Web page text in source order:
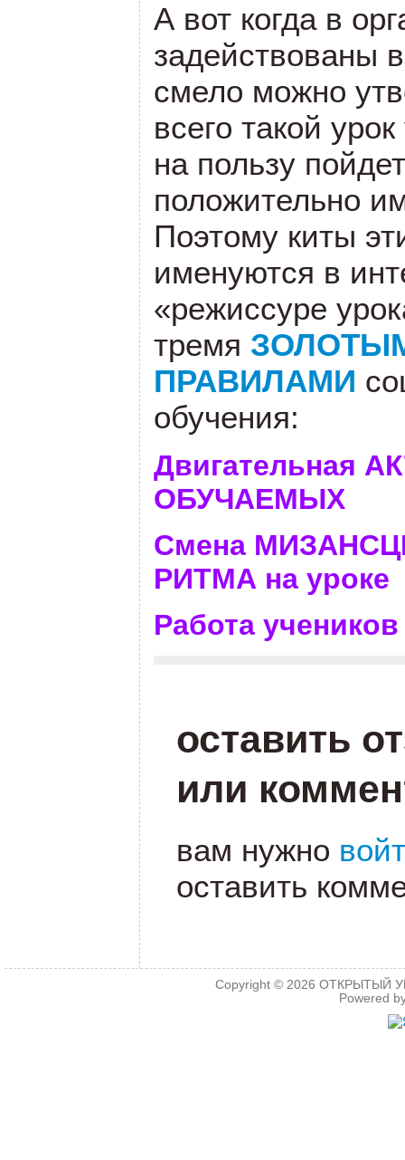
А вот когда в
задействованы
смело можно
всего такой
на пользу
положительно
Поэтому киты
именуются в
«режиссуре
тремя
ПРАВИЛАМИ
обучения:
Двигательная
ОБУЧАЕМЫХ
Смена
РИТМА на уроке
Работа
оставить
или
вам нужно
оставить
Copyright © 2026ОТКРЫТЫЙ
Powered